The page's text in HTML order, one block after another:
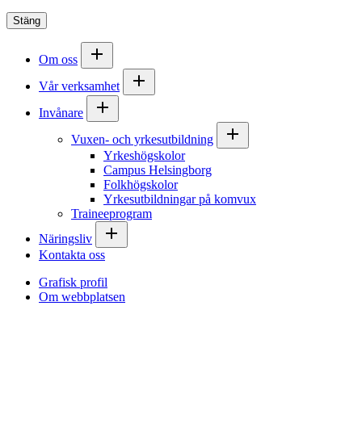
Stäng
Om oss
Vår verksamhet
Invånare
Vuxen- och yrkesutbildning
Yrkeshögskolor
Campus Helsingborg
Folkhögskolor
Yrkesutbildningar på komvux
Traineeprogram
Näringsliv
Kontakta oss
Grafisk profil
Om webbplatsen